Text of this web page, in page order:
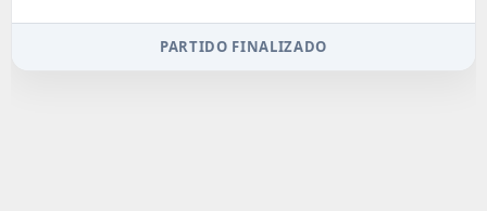
PARTIDO FINALIZADO